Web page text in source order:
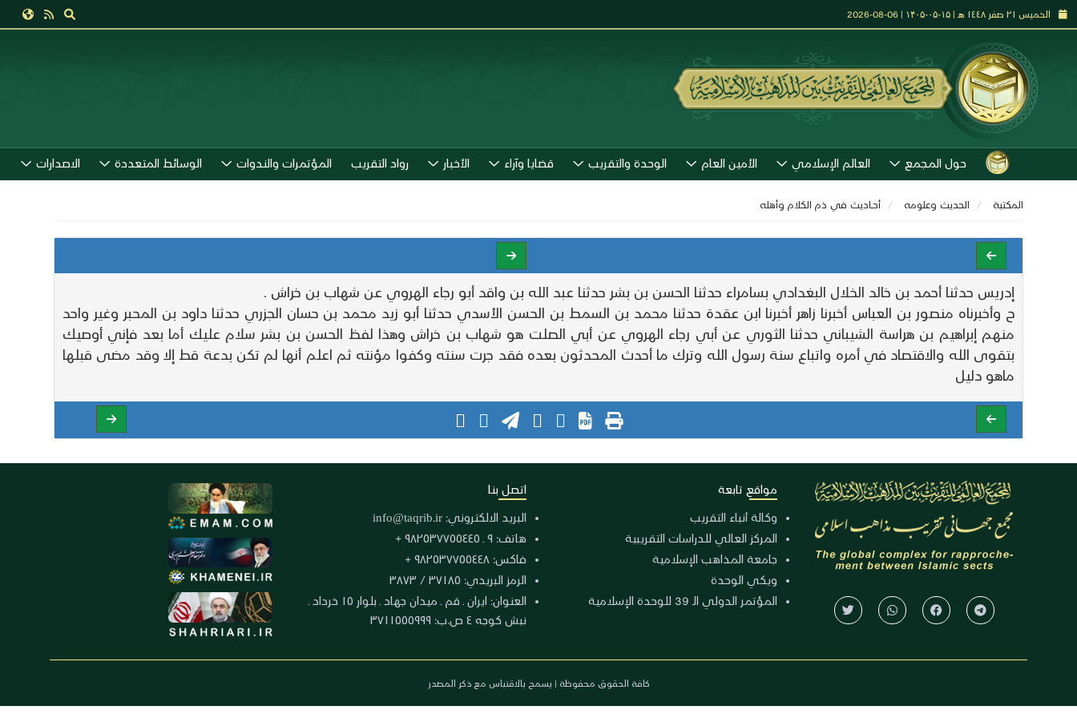
الخميس ٢١ صفر ١٤٤٨ هـ | ۱۵-۰۵-۱۴۰۵ | 06-08-2026
حول المجمع العالم الإسلامي الأمين العام الوحدة والتقريب قضايا وآراء الأخبار رواد التقريب المؤتمرات والندوات الوسائط المتعددة الاصدارات
المكتبة الحديث وعلومه أحــاديث في ذم الكلام وأهله
إدريس حدثنا أحمد بن خالد الخلال البغدادي بسامراء حدثنا الحسن بن بشر حدثنا عبد الله بن واقد أبو رجاء الهروي عن شهاب بن خراش .
ح وأخبرناه منصور بن العباس أخبرنا زاهر أخبرنا ابن عقدة حدثنا محمد بن السمط بن الحسن الأسدي حدثنا أبو زيد محمد بن حسان الجزري حدثنا داود بن المحبر وغير واحد
منهم إبراهيم بن هراسة الشيباني حدثنا الثوري عن أبي رجاء الهروي عن أبي الصلت هو شهاب بن خراش وهذا لفظ الحسن بن بشر سلام عليك أما بعد فإني أوصيك
بتقوى الله والاقتصاد في أمره واتباع سنة رسول الله وترك ما أحدث المحدثون بعده فقد جرت سنته وكفوا مؤنته ثم اعلم أنها لم تكن بدعة قط إلا وقد مضى قبلها
ماهو دليل
مواقع تابعة
وكالة أنباء التقريب
المركز العالي للدراسات التقريبية
جامعة المذاهب الإسلامية
ويكي الوحدة
المؤتمر الدولي الـ 39 للوحدة الإسلامية
اتصل بنا
البريد الالكتروني: info@taqrib.ir
هاتف: ٩ ـ ٩٨٢٥٣٧٧٥٥٤٤٥ +
فاكس: ٩٨٢٥٣٧٧٥٥٤٤٨ +
الرمز البريدي: ٣٧١٨٥ / ٣٨٧٣
العنوان: ايران ـ قم ـ ميدان جهاد ـ بلوار ١٥ خرداد ـ
نبش كوجه ٤ ص.ب: ٣٧١١٥٥٥٩٩٩
كافة الحقوق محفوظة | يسمح بالاقتباس مع ذكر المصدر